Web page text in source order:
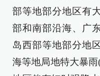
部等地部分地区有
部和南部沿海、广
岛西部等地部分地
海等地局地特大暴